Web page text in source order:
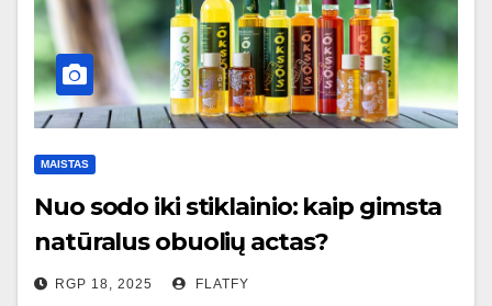
MAISTAS
Nuo sodo iki stiklainio: kaip gimsta
natūralus obuolių actas?
RGP 18, 2025 FLATFY